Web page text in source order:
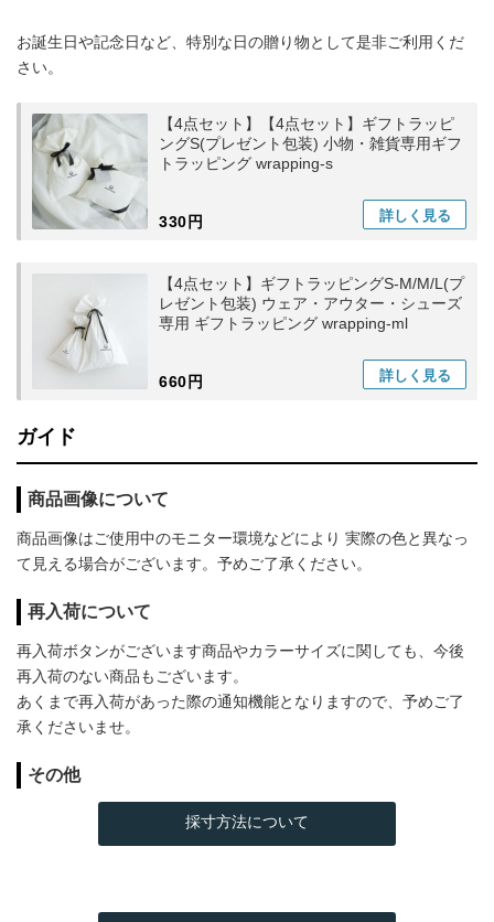
お誕生日や記念日など、特別な日の贈り物として是非ご利用くだ
さい。
【4点セット】【4点セット】ギフトラッピ
ングS(プレゼント包装) 小物・雑貨専用ギフ
トラッピング wrapping-s
330円 詳しく 見る
【4点セット】ギフトラッピングS-M/M/L(プ
レゼント包装) ウェア・アウター・シューズ
専用 ギフトラッピング wrapping-ml
660円 詳しく 見る
ガイド
商品画像について
商品画像はご使用中のモニター環境などにより 実際の色と異なっ
て見える場合がございます。予めご了承ください。
再入荷について
再入荷ボタンがございます商品やカラーサイズに関しても、今後
再入荷のない商品もございます。
あくまで再入荷があった際の通知機能となりますので、予めご了
承くださいませ。
その他
採寸方法について